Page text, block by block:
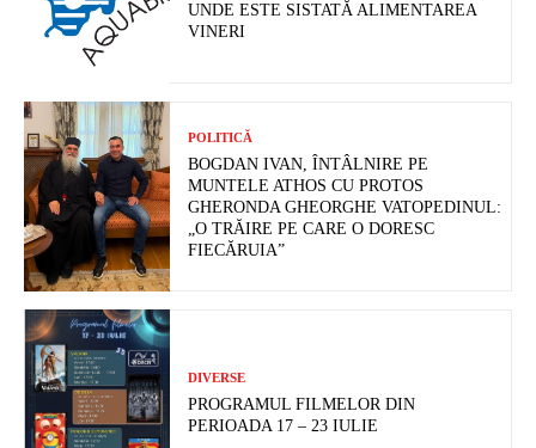
UNDE ESTE SISTATĂ ALIMENTAREA
VINERI
POLITICĂ
BOGDAN IVAN, ÎNTÂLNIRE PE
MUNTELE ATHOS CU PROTOS
GHERONDA GHEORGHE VATOPEDINUL:
„O TRĂIRE PE CARE O DORESC
FIECĂRUIA”
DIVERSE
PROGRAMUL FILMELOR DIN
PERIOADA 17 – 23 IULIE